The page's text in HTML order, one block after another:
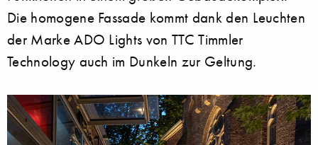
Die homogene Fassade kommt dank den Leuchten
der Marke ADO Lights von TTC Timmler
Technology auch im Dunkeln zur Geltung.